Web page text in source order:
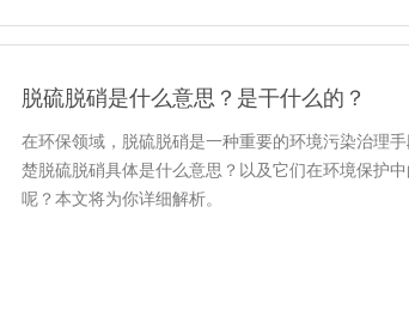
脱硫脱硝是什么意思？是干什么的？
在环保领域，脱硫脱硝是一种重要的环境污染治理
楚脱硫脱硝具体是什么意思？以及它们在环境保护
呢？本文将为你详细解析。